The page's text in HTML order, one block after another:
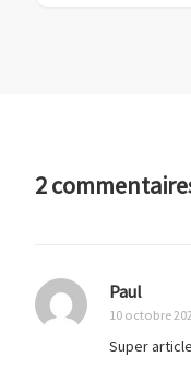
2
Paul
10 octobre
Super